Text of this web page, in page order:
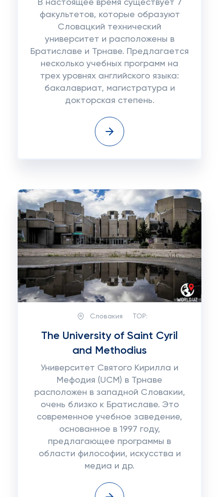
В настоящее время существует 7
факультетов, которые образуют
Словацкий технический
университет и расположены в
Братиславе и Трнаве. Предлагается
несколько учебных программ на
трех уровнях английского языка:
бакалавриат, магистратура и
докторская степень.
Словакия TOP:
The University of Saint Cyril
and Methodius
Университет Святого Кирилла и
Мефодия (UCM) в Трнаве
расположен в западной Словакии,
очень близко к Братиславе. Это
современное учебное заведение,
основанное в 1997 году,
предлагающее программы в
области философии, искусства и
медиа и др.